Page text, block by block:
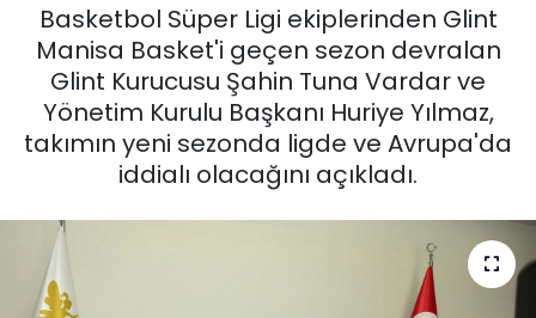
Basketbol Süper Ligi ekiplerinden Glint
Manisa Basket'i geçen sezon devralan
Glint Kurucusu Şahin Tuna Vardar ve
Yönetim Kurulu Başkanı Huriye Yılmaz,
takımın yeni sezonda ligde ve Avrupa'da
iddialı olacağını açıkladı.
EĞİTİM
EKONOMİ
English News
Tüm Manşetler
Son Dakika Haberleri
Haber Arşivi